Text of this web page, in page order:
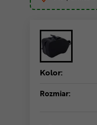
Kolor:
Rozmiar: